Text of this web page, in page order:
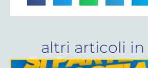
altri articoli in